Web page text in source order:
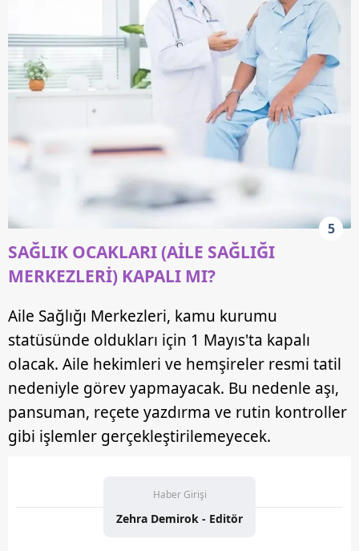
5
SAĞLIK OCAKLARI (AİLE SAĞLIĞI
MERKEZLERİ) KAPALI MI?
Aile Sağlığı Merkezleri, kamu kurumu
statüsünde oldukları için 1 Mayıs'ta kapalı
olacak. Aile hekimleri ve hemşireler resmi tatil
nedeniyle görev yapmayacak. Bu nedenle aşı,
pansuman, reçete yazdırma ve rutin kontroller
gibi işlemler gerçekleştirilemeyecek.
Haber Girişi
Zehra Demirok - Editör